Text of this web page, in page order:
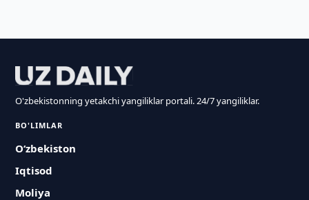
O'zbekistonning yetakchi yangiliklar portali. 24/7 yangiliklar.
BO'LIMLAR
O‘zbekiston
Iqtisod
Moliya